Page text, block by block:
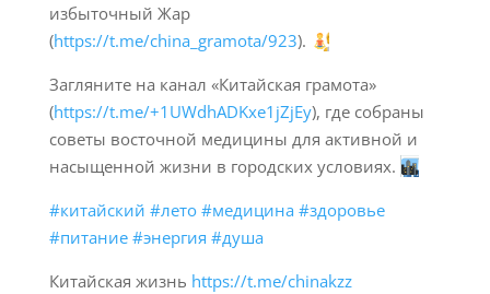
избыточный Жар
(https://t.me/china_gramota/923).
Загляните на канал «Китайская грамота»
(https://t.me/+1UWdhADKxe1jZjEy), где собраны
советы восточной медицины для активной и
насыщенной жизни в городских условиях.
#китайский #лето #медицина #здоровье
#питание #энергия #душа
Китайская жизнь https://t.me/chinakzz